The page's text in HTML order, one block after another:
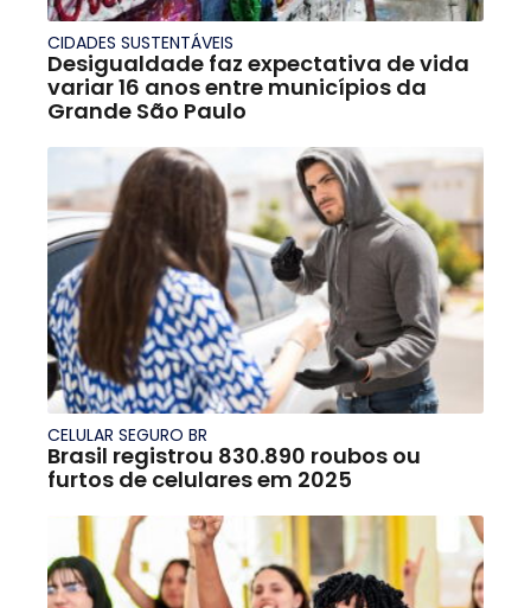
CIDADES SUSTENTÁVEIS
Desigualdade faz expectativa de vida
variar 16 anos entre municípios da
Grande São Paulo
CELULAR SEGURO BR
Brasil registrou 830.890 roubos ou
furtos de celulares em 2025